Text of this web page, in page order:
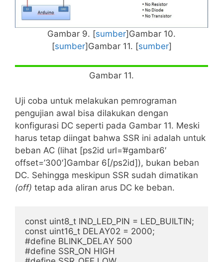
Gambar 9. [sumber]Gambar 10.
[sumber]Gambar 11. [sumber]
Gambar 11.
Uji coba untuk melakukan pemrograman
pengujian awal bisa dilakukan dengan
konfigurasi DC seperti pada Gambar 11. Meski
harus tetap diingat bahwa SSR ini adalah untuk
beban AC (lihat [ps2id url=’#gambar6′
offset=’300′]Gambar 6[/ps2id]), bukan beban
DC. Sehingga meskipun SSR sudah dimatikan
(off) tetap ada aliran arus DC ke beban.
const uint8_t IND_LED_PIN = LED_BUILTIN;
const uint16_t DELAY02 = 2000;
#define BLINK_DELAY 500
#define SSR_ON HIGH